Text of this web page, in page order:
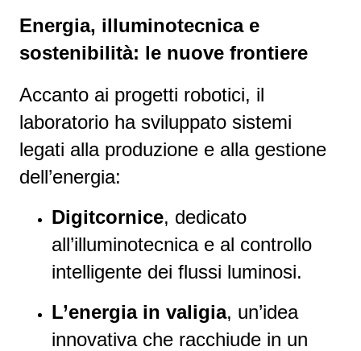
Energia, illuminotecnica e
sostenibilità: le nuove frontiere
Accanto ai progetti robotici, il
laboratorio ha sviluppato sistemi
legati alla produzione e alla gestione
dell’energia:
Digitcornice, dedicato
all’illuminotecnica e al controllo
intelligente dei flussi luminosi.
L’energia in valigia, un’idea
innovativa che racchiude in un